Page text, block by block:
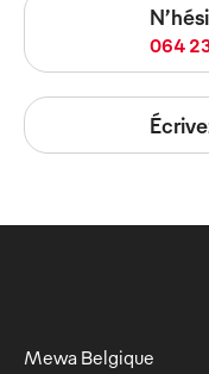
064
Mewa Belgique